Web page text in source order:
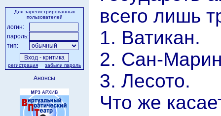
Для зарегистрированных
пользователей
логин:
пароль:
тип:
регистрация забыли пароль
Анонсы
всего лишь
1. Ватикан.
2. Сан-
3. Лесото.
Что же